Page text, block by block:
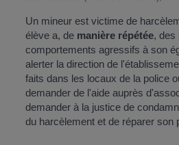
Un mineur est victime de
élève a, de manière répétée, des
comportements agressifs à son
alerter la direction de
faits dans les locaux de la police
demander de l'aide auprès
demander à la justice de
du harcèlement et de réparer son